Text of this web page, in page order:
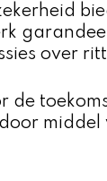
over
de